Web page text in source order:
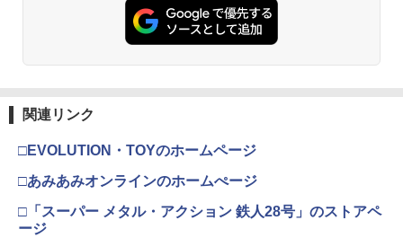
関連リンク
□EVOLUTION・TOYのホームページ
□あみあみオンラインのホームぺージ
□「スーパー メタル・アクション 鉄人28号」のストアペ
ージ